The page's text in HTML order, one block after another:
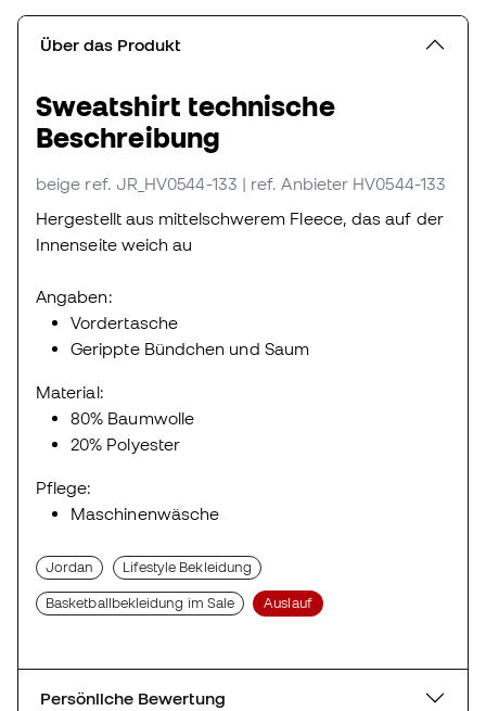
Über das Produkt
Sweatshirt technische
Beschreibung
beige ref. JR_HV0544-133 | ref. Anbieter HV0544-133
Hergestellt aus mittelschwerem Fleece, das auf der
Innenseite weich au
Angaben:
Vordertasche
Gerippte Bündchen und Saum
Material:
80% Baumwolle
20% Polyester
Pflege:
Maschinenwäsche
Jordan Lifestyle Bekleidung
Basketballbekleidung im Sale Auslauf
Persönliche Bewertung